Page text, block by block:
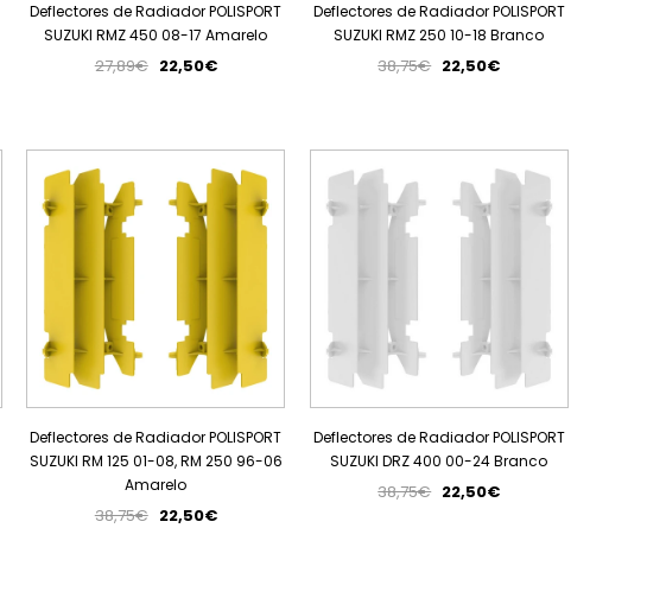
Deflectores de Radiador POLISPORT
SUZUKI RMZ 450 08-17 Amarelo
27,89€ 22,50€
Deflectores de Radiador POLISPORT
SUZUKI RMZ 250 10-18 Branco
38,75€ 22,50€
Deflectores de Radiador POLISPORT
SUZUKI RM 125 01-08, RM 250 96-06
Amarelo
38,75€ 22,50€
Deflectores de Radiador POLISPORT
SUZUKI DRZ 400 00-24 Branco
38,75€ 22,50€